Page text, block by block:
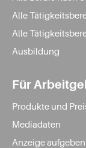
Alle
Alle
Ausbildung
Für
Produkte und
Mediadaten
Anzeige aufgeben